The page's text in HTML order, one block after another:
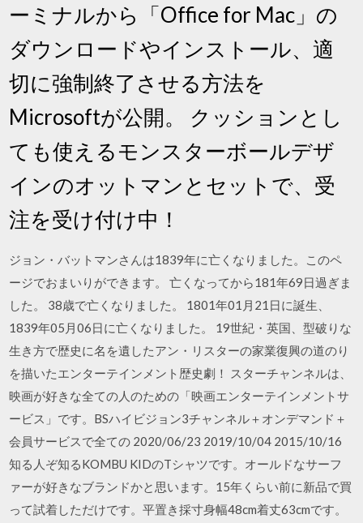
ーミナルから「Office for Mac」の
ダウンロードやインストール、適
切に強制終了させる方法を
Microsoftが公開。 クッションとし
ても使えるモンスターボールデザ
インのオットマンとセットで、受
注を受け付け中！
ジョン・バットマンさんは1839年に亡くなりました。このペ
ージでおまいりができます。 亡くなってから181年69日過ぎま
した。 38歳で亡くなりました。 1801年01月21日に誕生、
1839年05月06日に亡くなりました。 19世紀・英国、型破りな
生き方で歴史に名を遺したアン・リスターの家業復興の道のり
を描いたエンターテインメント歴史劇！ スターチャンネルは、
映画が好きな全ての人のための「映画エンターテインメントサ
ービス」です。BSハイビジョン3チャンネル＋オンデマンド＋
会員サービスで全ての 2020/06/23 2019/10/04 2015/10/16
知る人ぞ知るKOMBU KIDのTシャツです。オールドなサーフ
ァーが好きなブランドかと思います。15年くらい前に新品で買
って試着しただけです。平置き採寸身幅48cm着丈63cmです。